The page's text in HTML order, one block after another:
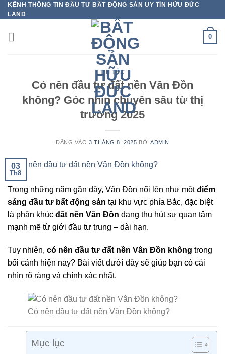
Bỏ
qua
nội
dung
KÊNH THÔNG TIN ĐẦU TƯ BẤT ĐỘNG SẢN UY TÍN HỮU ĐỨC
LAND
0
TIN TỨC
Có nên đầu tư đất nền Vân Đồn
không? Góc nhìn chuyên sâu từ thị
trường 2025
ĐĂNG VÀO 3 THÁNG 8, 2025 BỞIADMIN
03
Th8
Trong những năm gần đây, Vân Đồn nổi lên như mộtđiểm
sáng đầu tư bất động sản tại khu vực phía Bắc, đặc biệt
là phân khúc đất nền Vân Đồn đang thu hút sự quan tâm
mạnh mẽ từ giới đầu tư trung – dài hạn.
Tuy nhiên, có nên đầu tư đất nền Vân Đồn không trong
bối cảnh hiện nay? Bài viết dưới đây sẽ giúp bạn có cái
nhìn rõ ràng và chính xác nhất.
Có nên đầu tư đất nền Vân Đồn không?
Mục lục